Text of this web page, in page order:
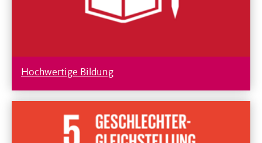
Hochwertige Bildung